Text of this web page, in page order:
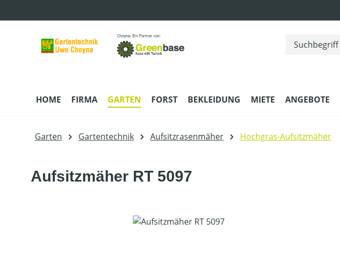
HOME FIRMA GARTEN FORST BEKLEIDUNG MIETE ANGEBOTE
Garten Gartentechnik Aufsitzrasenmäher Hochgras-Aufsitzmäher
Aufsitzmäher RT 5097